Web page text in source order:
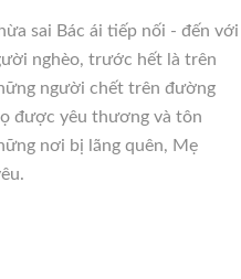
sai Bác ái tiếp nối - đến với
nghèo, trước hết là trên
người chết trên đường
được yêu thương và tôn
nơi bị lãng quên, Mẹ